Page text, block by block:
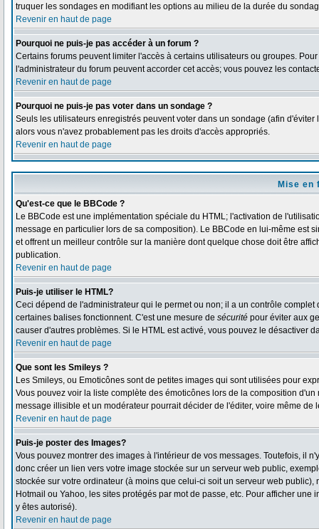
truquer les sondages en modifiant les options au milieu de la durée du
Revenir en haut de page
Pourquoi ne puis-je pas accéder à un forum ?
Certains forums peuvent limiter l'accès à certains utilisateurs ou groupes.
l'administrateur du forum peuvent accorder cet accès; vous pouvez les
Revenir en haut de page
Pourquoi ne puis-je pas voter dans un sondage ?
Seuls les utilisateurs enregistrés peuvent voter dans un sondage (afin
alors vous n'avez probablement pas les droits d'accès appropriés.
Revenir en haut de page
Mise en
Qu'est-ce que le BBCode ?
Le BBCode est une implémentation spéciale du HTML; l'activation de
message en particulier lors de sa composition). Le BBCode en lui-même est
et offrent un meilleur contrôle sur la manière dont quelque chose doit être
publication.
Revenir en haut de page
Puis-je utiliser le HTML?
Ceci dépend de l'administrateur qui le permet ou non; il a un contrôle
certaines balises fonctionnent. C'est une mesure de sécurité pour éviter aux
causer d'autres problèmes. Si le HTML est activé, vous pouvez le désactiver
Revenir en haut de page
Que sont les Smileys ?
Les Smileys, ou Emoticônes sont de petites images qui sont utilisées pour
Vous pouvez voir la liste complète des émoticônes lors de la composition
message illisible et un modérateur pourrait décider de l'éditer, voire même de
Revenir en haut de page
Puis-je poster des Images?
Vous pouvez montrer des images à l'intérieur de vos messages. Toutefois, il
donc créer un lien vers votre image stockée sur un serveur web public,
stockée sur votre ordinateur (à moins que celui-ci soit un serveur web
Hotmail ou Yahoo, les sites protégés par mot de passe, etc. Pour afficher
y êtes autorisé).
Revenir en haut de page